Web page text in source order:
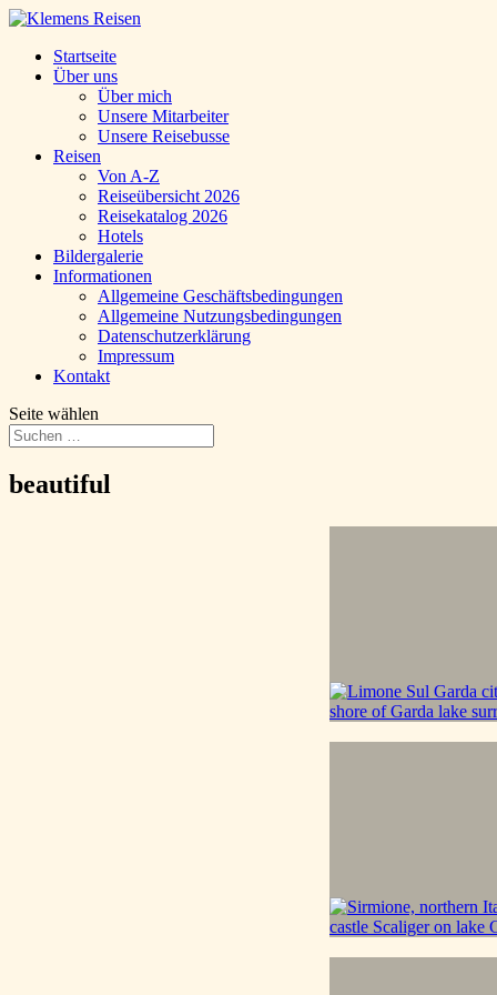
Startseite
Über uns
Über mich
Unsere Mitarbeiter
Unsere Reisebusse
Reisen
Von A-Z
Reiseübersicht 2026
Reisekatalog 2026
Hotels
Bildergalerie
Informationen
Allgemeine Geschäftsbedingungen
Allgemeine Nutzungsbedingungen
Datenschutzerklärung
Impressum
Kontakt
Seite wählen
beautiful